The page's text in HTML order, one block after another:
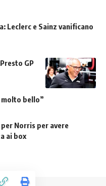
Leclerc e Sainz vanificano
GP
molto bello”
Norris per avere
ai box